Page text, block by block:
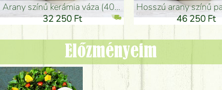
arany színű kerámia váza (40x26cm)
32 250 Ft
hosszú arany színű
46 250 Ft
Előzményeim